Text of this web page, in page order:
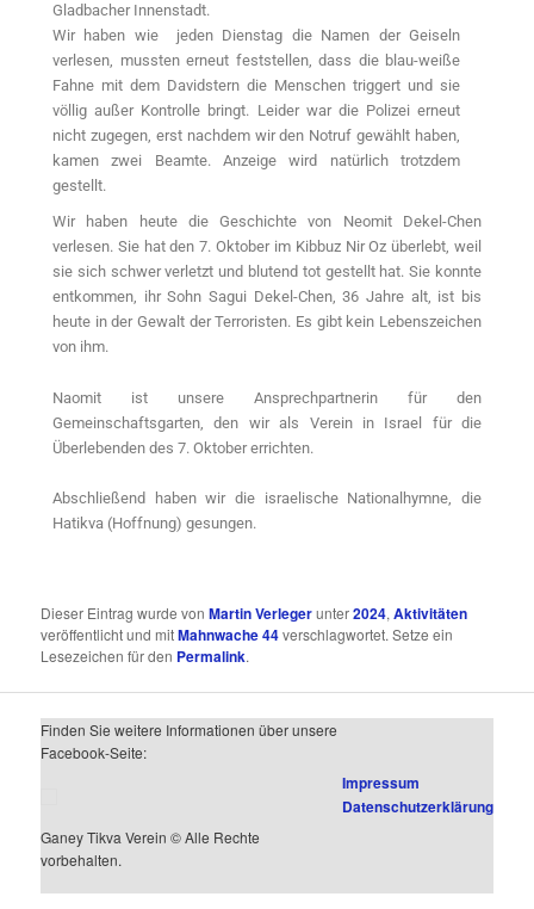
Gladbacher Innenstadt.
Wir haben wie jeden Dienstag die Namen der Geiseln
verlesen, mussten erneut feststellen, dass die blau-weiße
Fahne mit dem Davidstern die Menschen triggert und sie
völlig außer Kontrolle bringt. Leider war die Polizei erneut
nicht zugegen, erst nachdem wir den Notruf gewählt haben,
kamen zwei Beamte. Anzeige wird natürlich trotzdem
gestellt.
Wir haben heute die Geschichte von Neomit Dekel-Chen
verlesen. Sie hat den 7. Oktober im Kibbuz Nir Oz überlebt, weil
sie sich schwer verletzt und blutend tot gestellt hat. Sie konnte
entkommen, ihr Sohn Sagui Dekel-Chen, 36 Jahre alt, ist bis
heute in der Gewalt der Terroristen. Es gibt kein Lebenszeichen
von ihm.
Naomit ist unsere Ansprechpartnerin für den
Gemeinschaftsgarten, den wir als Verein in Israel für die
Überlebenden des 7. Oktober errichten.
Abschließend haben wir die israelische Nationalhymne, die
Hatikva (Hoffnung) gesungen.
Dieser Eintrag wurde vonMartin Verlegerunter2024,Aktivitäten
veröffentlicht und mitMahnwache 44verschlagwortet. Setze ein
Lesezeichen für den Permalink.
Finden Sie weitere Informationen über unsere
Facebook-Seite:
Ganey Tikva Verein © Alle Rechte
vorbehalten.
Impressum
Datenschutzerklärung